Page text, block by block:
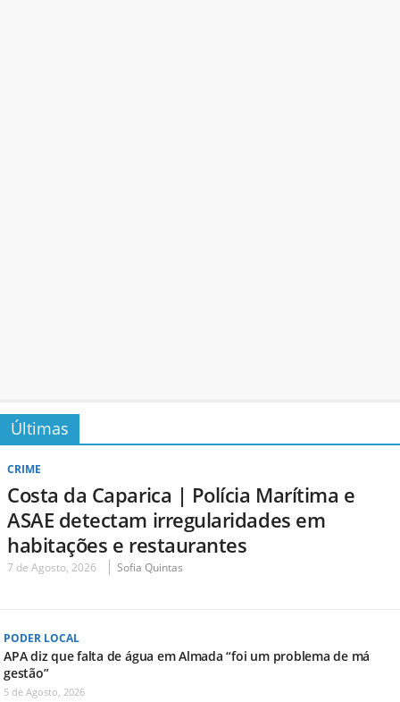
Últimas
CRIME
Costa da Caparica | Polícia Marítima e
ASAE detectam irregularidades em
habitações e restaurantes
7 de Agosto, 2026 Sofia Quintas
PODER LOCAL
APA diz que falta de água em Almada “foi um problema de má
gestão”
5 de Agosto, 2026